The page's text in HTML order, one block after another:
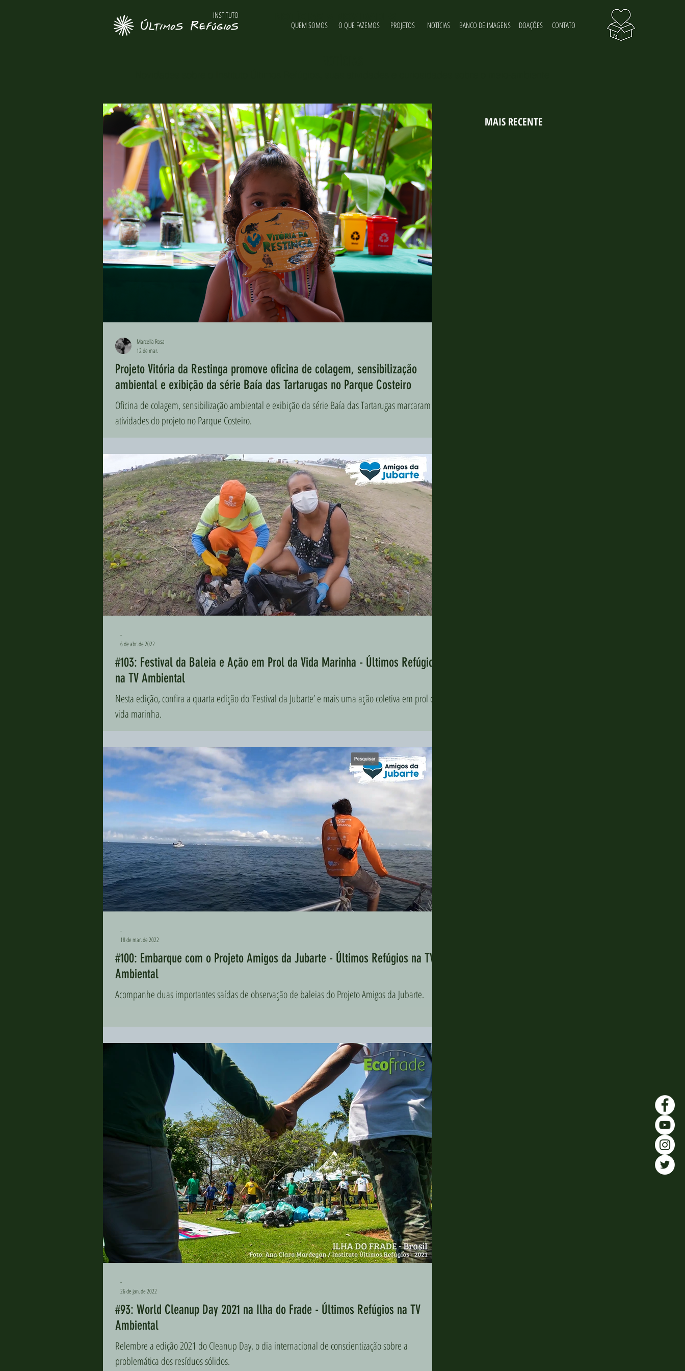
Projeto Vitória da Restinga promove oficina de colagem, sensibilização
ambiental e exibição da série Baía das Tartarugas no Parque Costeiro
Oficina de colagem, sensibilização ambiental e exibição da série Baía das Tartarugas marcaram as
atividades do projeto no Parque Costeiro.
Marcella Rosa
12 de mar.
#103: Festival da Baleia e Ação em Prol da Vida Marinha - Últimos Refúgios
na TV Ambiental
Nesta edição, confira a quarta edição do ‘Festival da Jubarte’ e mais uma ação coletiva em prol da
vida marinha.
-
6 de abr. de 2022
#100: Embarque com o Projeto Amigos da Jubarte - Últimos Refúgios na TV
Ambiental
Acompanhe duas importantes saídas de observação de baleias do Projeto Amigos da Jubarte.
-
18 de mar. de 2022
#93: World Cleanup Day 2021 na Ilha do Frade - Últimos Refúgios na TV
Ambiental
Relembre a edição 2021 do Cleanup Day, o dia internacional de conscientização sobre a
problemática dos resíduos sólidos.
-
26 de jan. de 2022
MAIS RECENTE
INSTITUTO
QUEM SOMOS
O QUE FAZEMOS PROJETOS NOTÍCIAS BANCO DE IMAGENS DOAÇÕES CONTATO